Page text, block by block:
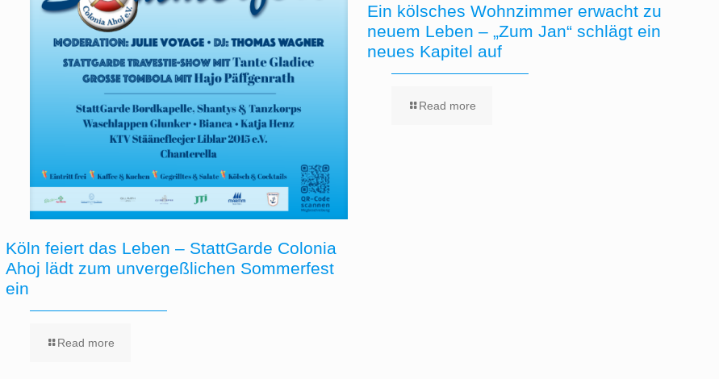
Köln feiert das Leben – StattGarde Colonia
Ahoj lädt zum unvergeßlichen Sommerfest
ein
Read more
Ein kölsches Wohnzimmer erwacht zu
neuem Leben – „Zum Jan“ schlägt ein
neues Kapitel auf
Read more